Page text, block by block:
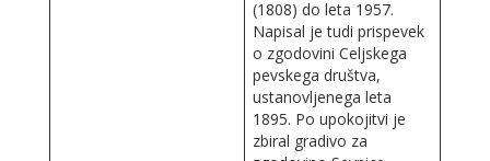
(1808) do leta 1957.
Napisal je tudi prispevek
o zgodovini Celjskega
pevskega društva,
ustanovljenega leta
1895. Po upokojitvi je
zbiral gradivo za